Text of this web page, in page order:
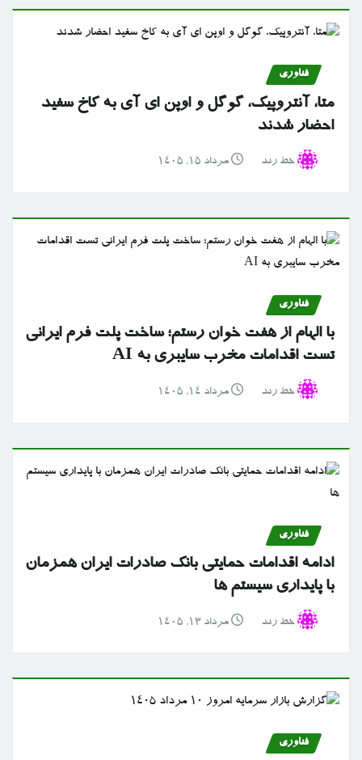
فناوری
متا، آنتروپیک، گوگل و اوپن ای آی به کاخ سفید
احضار شدند
خط رند مرداد ۱۵, ۱۴۰۵
فناوری
با الهام از هفت خوان رستم؛ ساخت پلت فرم ایرانی
تست اقدامات مخرب سایبری به AI
خط رند مرداد ۱۴, ۱۴۰۵
فناوری
ادامه اقدامات حمایتی بانک صادرات ایران همزمان
با پایداری سیستم ها
خط رند مرداد ۱۳, ۱۴۰۵
فناوری